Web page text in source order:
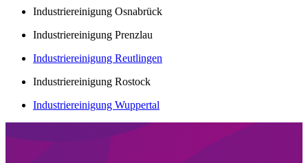
Industriereinigung Osnabrück
Industriereinigung Prenzlau
Industriereinigung Reutlingen
Industriereinigung Rostock
Industriereinigung Wuppertal